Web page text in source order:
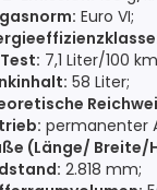
Euro VI;
7,1 Liter/100
58 Liter;
permanenter
(Länge/ Breite/
2.818 mm;